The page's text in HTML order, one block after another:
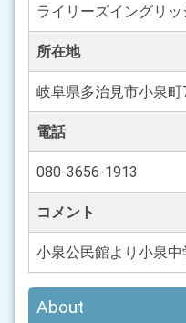
ライリーズイングリッ
所在地
岐阜県多治見市小泉町
電話
080-3656-1913
コメント
小泉公民館より小泉
About